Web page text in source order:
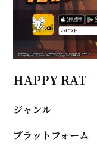
HAPPY RAT
ジャンル
プラットフォーム